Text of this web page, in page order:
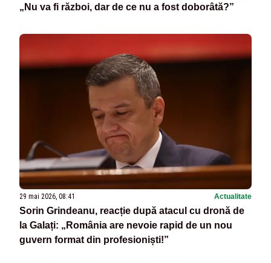
„Nu va fi război, dar de ce nu a fost doborâtă?”
29 mai 2026, 08:41 Actualitate
Sorin Grindeanu, reacție după atacul cu dronă de
la Galați: „România are nevoie rapid de un nou
guvern format din profesioniști!”